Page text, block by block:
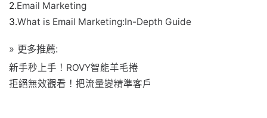
2.Email Marketing
3.What is Email Marketing:In-Depth Guide
» 更多推薦:
新手秒上手！ROVY智能羊毛捲
拒絕無效觀看！把流量變精準客戶